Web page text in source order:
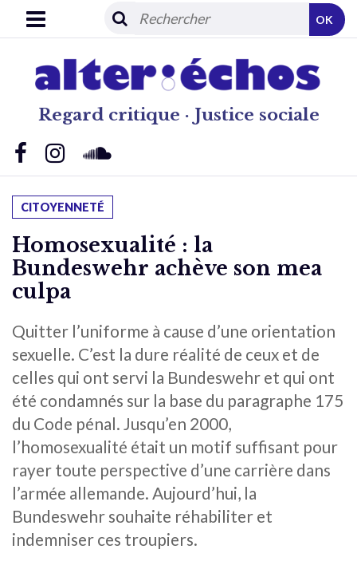
Regard critique · Justice sociale
OK
CITOYENNETÉ
Homosexualité : la
Bundeswehr achève son mea
culpa
Quitter l’uniforme à cause d’une orientation
sexuelle. C’est la dure réalité de ceux et de
celles qui ont servi la Bundeswehr et qui ont
été condamnés sur la base du paragraphe 175
du Code pénal. Jusqu’en 2000,
l’homosexualité était un motif suffisant pour
rayer toute perspective d’une carrière dans
l’armée allemande. Aujourd’hui, la
Bundeswehr souhaite réhabiliter et
indemniser ces troupiers.